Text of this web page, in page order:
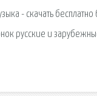
- скачать
русские и